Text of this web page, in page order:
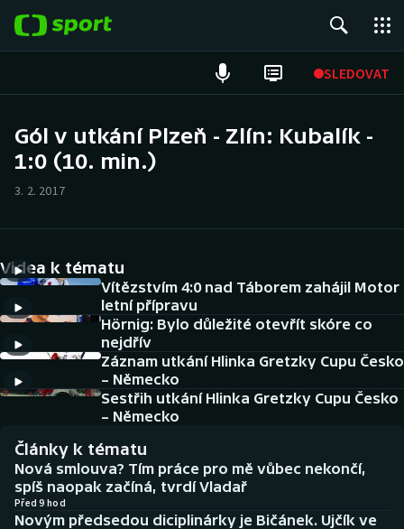
SLEDOVAT
Hokej
Cyklistika
DALŠÍ SPORTY
Americký fotbal
Baseball a softbal
Basketbal
Biatlon
NEPŘEHLÉDNĚTE
Historické návraty
Aplikace ČT sport
Gól v utkání Plzeň - Zlín: Kubalík -
1:0 (10. min.)
3. 2. 2017
Videa k tématu
Vítězstvím 4:0 nad Táborem zahájil Motor
letní přípravu
Hörnig: Bylo důležité otevřít skóre co
nejdřív
Záznam utkání Hlinka Gretzky Cupu Česko
– Německo
Sestřih utkání Hlinka Gretzky Cupu Česko
– Německo
Články k tématu
Nová smlouva? Tím práce pro mě vůbec nekončí,
spíš naopak začíná, tvrdí Vladař
Před 9 hod
Novým předsedou diciplinárky je Bičánek. Ujčík ve